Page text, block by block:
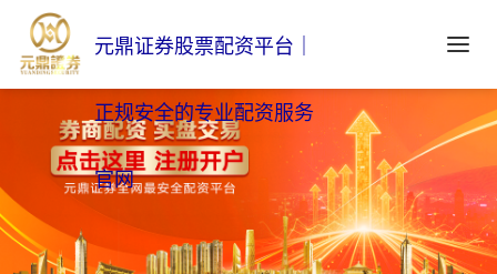
元鼎证券股票配资平台｜
正规安全的专业配资服务
官网